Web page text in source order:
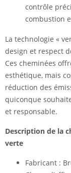
contrôle
combustion
La technologie «
design et respect
Ces cheminées
esthétique, mais
réduction des
quiconque
et responsable.
Description de la
verte
Fabricant :